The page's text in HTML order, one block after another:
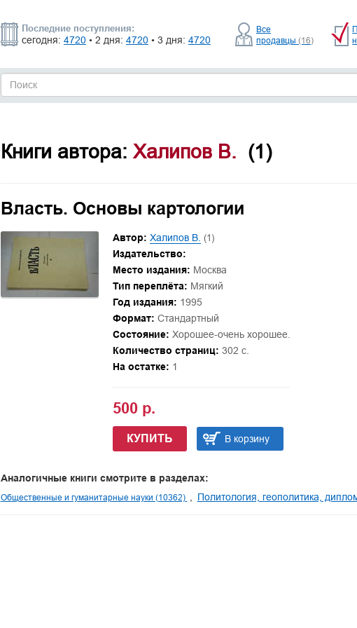
Последние поступления:
сегодня: 4720 • 2 дня: 4720 • 3 дня: 4720
Все
продавцы (16)
Книги автора: Халипов В. (1)
Власть. Основы картологии
Автор: Халипов В. (1)
Издательство:
Место издания: Москва
Тип переплёта: Мягкий
Год издания: 1995
Формат: Стандартный
Состояние: Хорошее-очень хорошее.
Количество страниц: 302 с.
На остатке: 1
500 р.
КУПИТЬ В корзину
Аналогичные книги смотрите в разделах:
Общественные и гуманитарные науки (10362) Политология, геополитика,